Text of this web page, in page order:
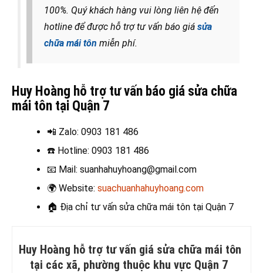
100%. Quý khách hàng vui lòng liên hệ đến
hotline để được hỗ trợ tư vấn báo giá sửa
chữa mái tôn miễn phí.
Huy Hoàng hỗ trợ tư vấn báo giá sửa chữa
mái tôn tại Quận 7
📲 Zalo: 0903 181 486
☎️ Hotline: 0903 181 486
📧 Mail: suanhahuyhoang@gmail.com
🌍 Website: suachuanhahuyhoang.com
🏠 Địa chỉ tư vấn sửa chữa mái tôn tại Quận 7
Huy Hoàng hỗ trợ tư vấn giá sửa chữa mái tôn
tại các xã, phường thuộc khu vực Quận 7